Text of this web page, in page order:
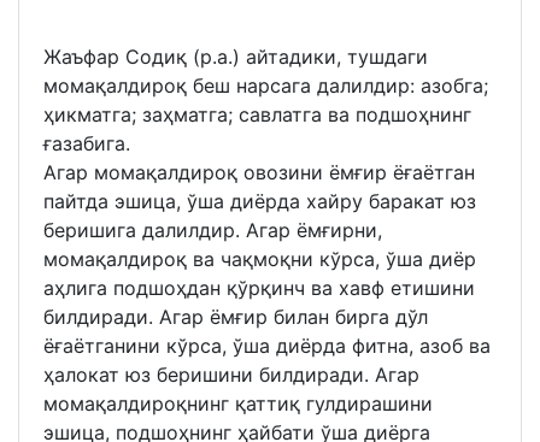
Жаъфар Содиқ (р.а.) айтадики, тушдаги
момақалдироқ беш нарсага далилдир: азобга;
ҳикматга; заҳматга; савлатга ва подшоҳнинг
ғазабига.
Агар момақалдироқ овозини ёмғир ёғаётган
пайтда эшица, ўша диёрда хайру баракат юз
беришига далилдир. Агар ёмғирни,
момақалдироқ ва чақмоқни кўрса, ўша диёр
аҳлига подшоҳдан қўрқинч ва хавф етишини
билдиради. Агар ёмғир билан бирга дўл
ёғаётганини кўрса, ўша диёрда фитна, азоб ва
ҳалокат юз беришини билдиради. Агар
момақалдироқнинг қаттиқ гулдирашини
эшица, подшоҳнинг ҳайбати ўша диёрга